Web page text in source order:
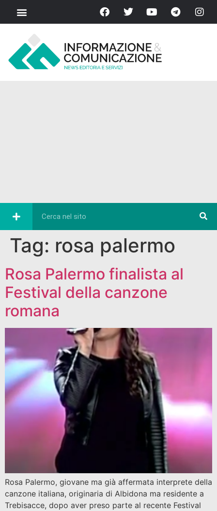
Tag: rosa palermo
Rosa Palermo finalista al
Festival della canzone
romana
Rosa Palermo, giovane ma già affermata interprete della
canzone italiana, originaria di Albidona ma residente a
Trebisacce, dopo aver preso parte al recente Festival